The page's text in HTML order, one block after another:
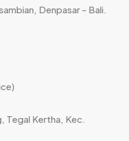
Denpasar - Bali.
Tegal Kertha, Kec.